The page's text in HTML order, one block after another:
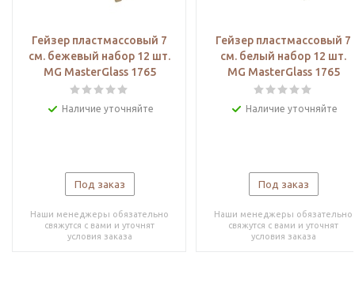
Гейзер пластмассовый 7
см. бежевый набор 12 шт.
MG MasterGlass 1765
Наличие уточняйте
Под заказ
Наши менеджеры обязательно
свяжутся с вами и уточнят
условия заказа
Гейзер пластмассовый 7
см. белый набор 12 шт.
MG MasterGlass 1765
Наличие уточняйте
Под заказ
Наши менеджеры обязательно
свяжутся с вами и уточнят
условия заказа